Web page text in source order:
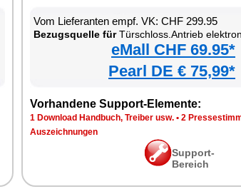
Vom Lieferanten empf. VK: CHF 299.95
Bezugsquelle fürTürschloss.Antrieb
eMall CHF 69.95*
Pearl DE € 75,99*
Vorhandene Support-Elemente:
1 Download Handbuch, Treiber usw. • 2
Auszeichnungen
Support-
Bereich